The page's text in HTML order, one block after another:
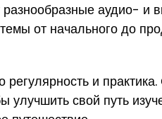
аудио- и
от начального до
и
улучшить свой путь